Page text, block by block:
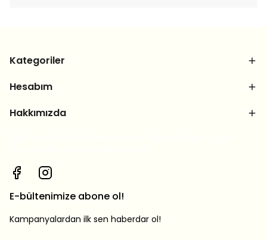
Kategoriler
Hesabım
Hakkımızda
E-bültenimize abone ol!
Kampanyalardan ilk sen haberdar ol!